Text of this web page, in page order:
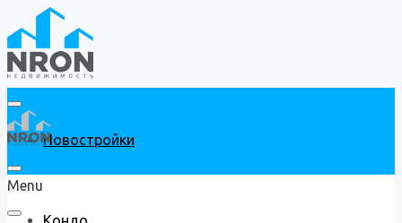
Новостройки
Menu